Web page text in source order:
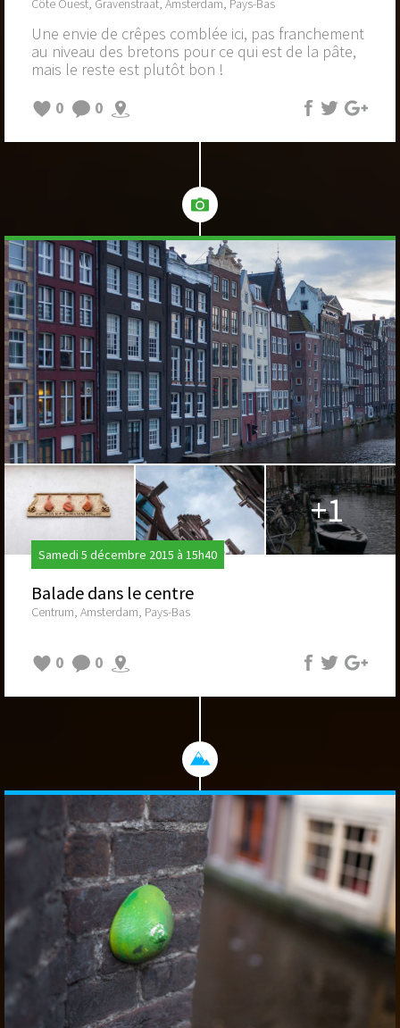
Côte Ouest, Gravenstraat, Amsterdam, Pays-Bas
Une envie de crêpes comblée ici, pas franchement
au niveau des bretons pour ce qui est de la pâte,
mais le reste est plutôt bon !
0
0
+1
Samedi 5 décembre 2015 à 15h40
Balade dans le centre
Centrum, Amsterdam, Pays-Bas
0 0